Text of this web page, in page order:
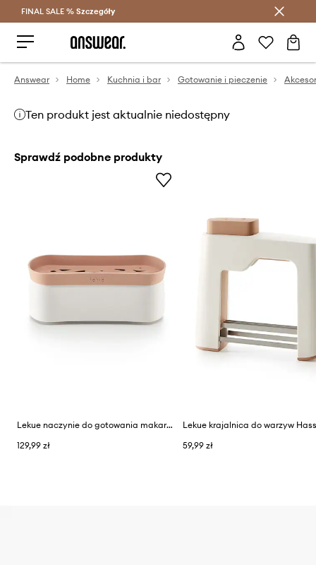
Oszczędzaj z Answear Club >
FINAL SALE % Szczegóły
Answear Home Kuchnia i bar Gotowanie i pieczenie
Ten produkt jest aktualnie niedostępny
Sprawdź podobne produkty
Lekue naczynie do gotowania makaronu w mikrofali 28 cm
129,99 zł
59,99 zł